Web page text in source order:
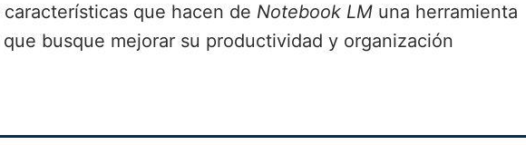
que hacen de Notebook LM una herramienta
busque mejorar su productividad y organización